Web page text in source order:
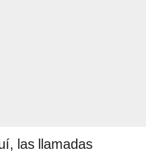
las llamadas